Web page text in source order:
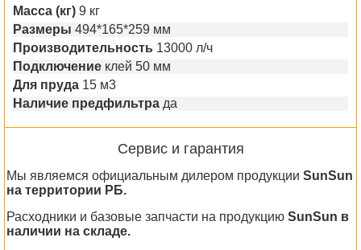
Масса (кг) 9 кг
Размеры 494*165*259 мм
Производительность 13000 л/ч
Подключение клей 50 мм
Для пруда 15 м3
Наличие предфильтра да
Сервис и гарантия
Мы являемся официальным дилером продукции SunSun
на территории РБ.
Расходники и базовые запчасти на продукцию SunSun в
наличии на складе.